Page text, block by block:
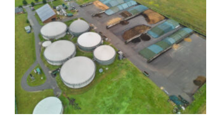
Bild